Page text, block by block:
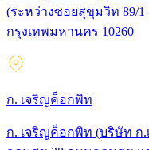
(ระหว่างซอยสุขุมวิท 89/1
กรุงเทพมหานคร 10260
ก. เจริญค็อกพิท
ก. เจริญค็อกพิท (บริษัท ก.